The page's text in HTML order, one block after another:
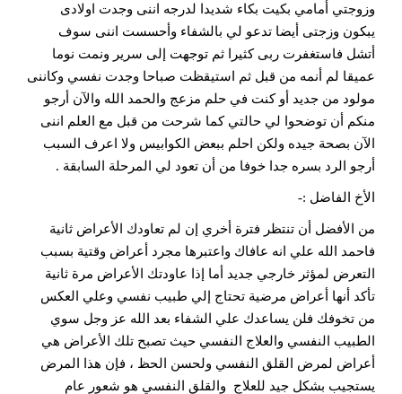
وزوجتي أمامي بكيت بكاء شديدا لدرجه اننى وجدت اولادى
يبكون وزجتى أيضا تدعو لي بالشفاء وأحسست اننى سوف
أتشل فاستغفرت ربى كثيرا ثم توجهت إلى سرير ونمت نوما
عميقا لم أنمه من قبل ثم استيقظت صباحا وجدت نفسي وكاننى
مولود من جديد أو كنت في حلم مزعج والحمد الله والآن أرجو
منكم أن توضحوا لي حالتي كما شرحت من قبل مع العلم اننى
الآن بصحة جيده ولكن احلم ببعض الكوابيس ولا اعرف السبب
أرجو الرد بسره جدا خوفا من أن تعود لي المرحلة السابقة .
الأخ الفاضل :-
من الأفضل أن تنتظر فترة أخري إن لم تعاودك الأعراض ثانية
فاحمد الله علي انه عافاك واعتبرها مجرد أعراض وقتية بسبب
التعرض لمؤثر خارجي جديد أما إذا عاودتك الأعراض مرة ثانية
تأكد أنها أعراض مرضية تحتاج إلي طبيب نفسي وعلي العكس
من تخوفك فلن يساعدك علي الشفاء بعد الله عز وجل سوي
الطبيب النفسي والعلاج النفسي حيث تصبح تلك الأعراض هي
أعراض لمرض القلق النفسي ولحسن الحظ ، فإن هذا المرض
يستجيب بشكل جيد للعلاج والقلق النفسي هو شعور عام